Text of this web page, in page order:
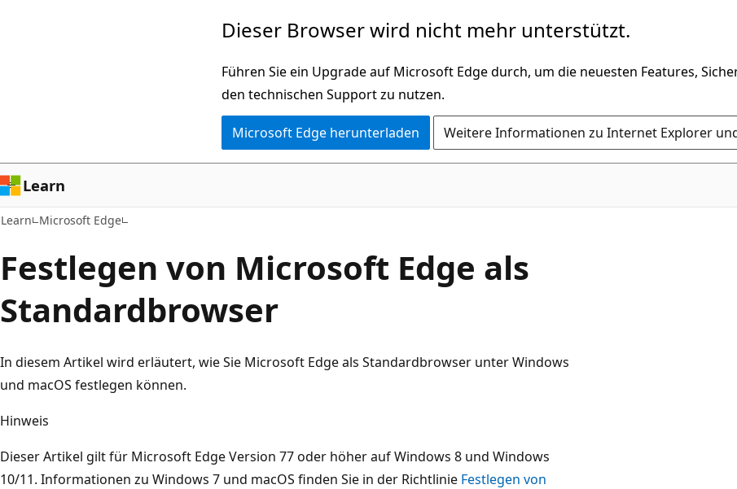
Dieser Browser wird nicht mehr unterstützt.
Führen Sie ein Upgrade auf Microsoft Edge durch, um die neuesten Features,
den technischen Support zu nutzen.
Microsoft Edge herunterladen Weitere Informationen zu Internet Explorer
Learn
Learn Microsoft Edge
Festlegen von Microsoft Edge als
Standardbrowser
In diesem Artikel wird erläutert, wie Sie Microsoft Edge als Standardbrowser unter Windows
und macOS festlegen können.
Hinweis
Dieser Artikel gilt für Microsoft Edge Version 77 oder höher auf Windows 8 und Windows
10/11. Informationen zu Windows 7 und macOS finden Sie in der Richtlinie Festlegen von